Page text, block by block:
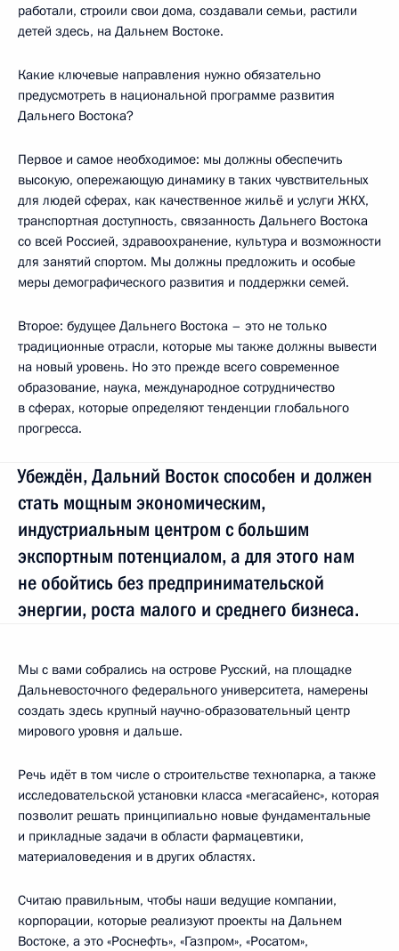
работали, строили свои дома, создавали семьи, растили
детей здесь, на Дальнем Востоке.
Какие ключевые направления нужно обязательно
предусмотреть в национальной программе развития
Дальнего Востока?
Первое и самое необходимое: мы должны обеспечить
высокую, опережающую динамику в таких чувствительных
для людей сферах, как качественное жильё и услуги ЖКХ,
транспортная доступность, связанность Дальнего Востока
со всей Россией, здравоохранение, культура и возможности
для занятий спортом. Мы должны предложить и особые
меры демографического развития и поддержки семей.
Второе: будущее Дальнего Востока – это не только
традиционные отрасли, которые мы также должны вывести
на новый уровень. Но это прежде всего современное
образование, наука, международное сотрудничество
в сферах, которые определяют тенденции глобального
прогресса.
Убеждён, Дальний Восток способен и должен
стать мощным экономическим,
индустриальным центром с большим
экспортным потенциалом, а для этого нам
не обойтись без предпринимательской
энергии, роста малого и среднего бизнеса.
Мы с вами собрались на острове Русский, на площадке
Дальневосточного федерального университета, намерены
создать здесь крупный научно-образовательный центр
мирового уровня и дальше.
Речь идёт в том числе о строительстве технопарка, а также
исследовательской установки класса «мегасайенс», которая
позволит решать принципиально новые фундаментальные
и прикладные задачи в области фармацевтики,
материаловедения и в других областях.
Считаю правильным, чтобы наши ведущие компании,
корпорации, которые реализуют проекты на Дальнем
Востоке, а это «Роснефть», «Газпром», «Росатом»,